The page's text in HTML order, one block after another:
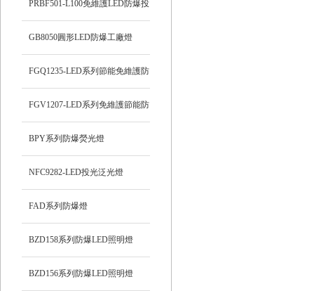
PRBF501-L100免維護LED防爆投
光燈
GB8050圓形LED防爆工廠燈
FGQ1235-LED系列節能免維護防
爆投光燈
FGV1207-LED系列免維護節能防
爆燈
BPY系列防爆熒光燈
NFC9282-LED投光泛光燈
FAD系列防爆燈
BZD158系列防爆LED照明燈
BZD156系列防爆LED照明燈